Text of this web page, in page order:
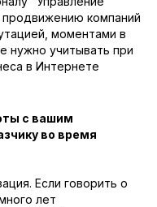
компаний
моментами в
нужно учитывать при
в Интернете
с вашим
во время
Если говорить о
лет